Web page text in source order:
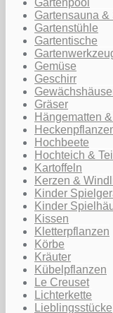
Gartensauna
Gartenstühle
Gartentische
Gemüse
Geschirr
Gräser
Hängematten
Hochbeete
Hochteich &
Kartoffeln
Kerzen &
Kinder
Kinder
Kissen
Kletterpflanzen
Körbe
Kräuter
Kübelpflanzen
Le Creuset
Lichterkette
Lieblingsstücke